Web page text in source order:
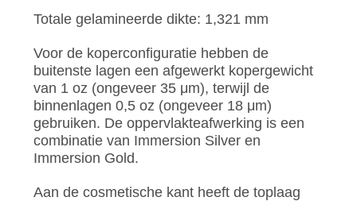
Totale gelamineerde dikte: 1,321 mm
Voor de koperconfiguratie hebben de
buitenste lagen een afgewerkt kopergewicht
van 1 oz (ongeveer 35 μm), terwijl de
binnenlagen 0,5 oz (ongeveer 18 μm)
gebruiken. De oppervlakteafwerking is een
combinatie van Immersion Silver en
Immersion Gold.
Aan de cosmetische kant heeft de toplaag